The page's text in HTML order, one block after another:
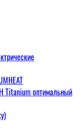
оптимальный